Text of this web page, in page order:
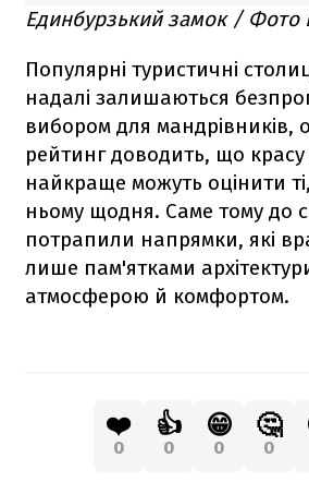
Единбурзький замок / Фото
Популярні туристичні
надалі залишаються
вибором для мандрівників,
рейтинг доводить, що красу
найкраще можуть оцінити
ньому щодня. Саме тому до
потрапили напрямки, які
лише пам'ятками
атмосферою й комфортом.
❤️
0
👍
0
😁
0
🤔
0